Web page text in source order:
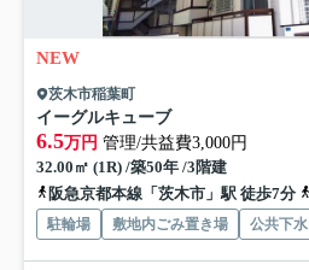
NEW
茨木市稲葉町
イーグルキューブ
6.5万円 管理/共益費3,000円
32.00㎡ (1R) /築50年 /3階建
阪急京都本線「茨木市」駅 徒歩7分
駐輪場 敷地内ごみ置き場 公共下水